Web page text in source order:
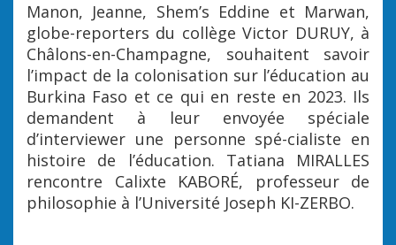
Manon, Jeanne, Shem’s Eddine et Marwan,
globe-reporters du collège Victor DURUY, à
Châlons-en-Champagne, souhaitent savoir
l’impact de la colonisation sur l’éducation au
Burkina Faso et ce qui en reste en 2023. Ils
demandent à leur envoyée spéciale
d’interviewer une personne spé-cialiste en
histoire de l’éducation. Tatiana MIRALLES
rencontre Calixte KABORÉ, professeur de
philosophie à l’Université Joseph KI-ZERBO.